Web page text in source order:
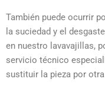
También puede ocurrir
la suciedad y el
en nuestro lavavajillas,
servicio técnico
sustituir la pieza por